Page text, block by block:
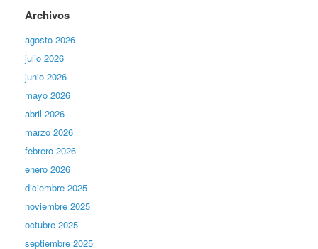
Archivos
agosto 2026
julio 2026
junio 2026
mayo 2026
abril 2026
marzo 2026
febrero 2026
enero 2026
diciembre 2025
noviembre 2025
octubre 2025
septiembre 2025